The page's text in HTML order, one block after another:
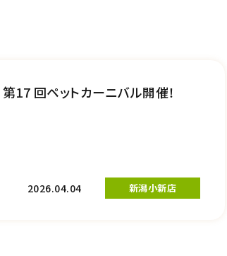
第17 回ペットカーニバル開催！
2026.04.04 新潟小新店